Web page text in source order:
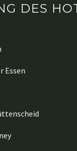
DES
Essen